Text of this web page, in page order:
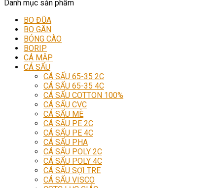
Danh mục sản phẩm
BO ĐŨA
BO GÂN
BÓNG CÀO
BORIP
CÁ MẬP
CÁ SẤU
CÁ SẤU 65-35 2C
CÁ SẤU 65-35 4C
CÁ SẤU COTTON 100%
CÁ SẤU CVC
CÁ SẤU MÈ
CÁ SẤU PE 2C
CÁ SẤU PE 4C
CÁ SẤU PHA
CÁ SẤU POLY 2C
CÁ SẤU POLY 4C
CÁ SẤU SỢI TRE
CÁ SẤU VISCO